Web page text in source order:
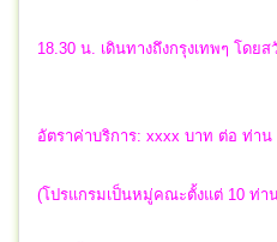
18.30 น. เดินทางถึงกรุงเทพๆ โดยส
อัตราค่าบริการ: xxxx บาท ต่อ ท่าน
(โปรแกรมเป็นหมู่คณะตั้งแต่ 10 ท่า